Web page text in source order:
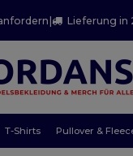
| Lieferung in
T-Shirts Pullover &